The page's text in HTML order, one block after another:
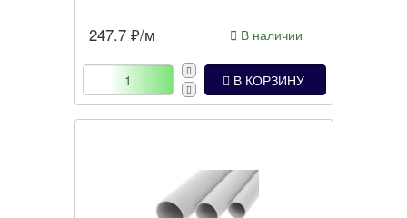
247.7 ₽/м В наличии
В КОРЗИНУ